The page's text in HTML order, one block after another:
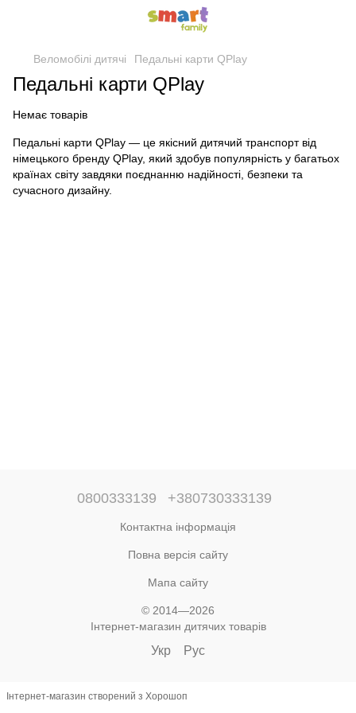
Веломобілі дитячі Педальні карти QPlay
Педальні карти QPlay
Немає товарів
Педальні карти QPlay — це якісний дитячий транспорт від
німецького бренду QPlay, який здобув популярність у багатьох
країнах світу завдяки поєднанню надійності, безпеки та
сучасного дизайну.
0800333139 +380730333139
Контактна інформація
Повна версія сайту
Мапа сайту
© 2014—2026
Інтернет-магазин дитячих товарів
Укр Рус
Інтернет-магазин створений з Хорошоп